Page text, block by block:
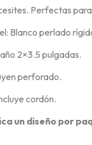
Perfectas
Blanco perlado
2×3.5 pulgadas.
perforado.
cordón.
un diseño por